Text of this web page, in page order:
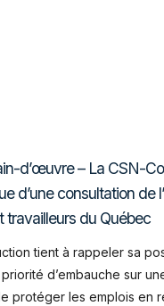
d’œuvre – La CSN-
d’une consultation de
travailleurs du Québec
tient à rappeler sa
d’embauche sur
protéger les emplois en